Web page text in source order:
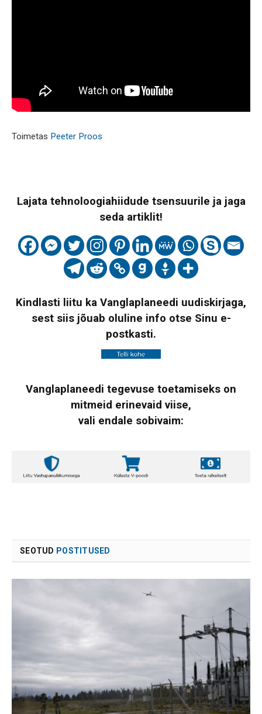
Toimetas Peeter Proos
Lajata tehnoloogiahiidude tsensuurile ja jaga
seda artiklit!
Kindlasti liitu ka Vanglaplaneedi uudiskirjaga,
sest siis jõuab oluline info otse Sinu e-
postkasti.
Vanglaplaneedi tegevuse toetamiseks on
mitmeid erinevaid viise,
vali endale sobivaim:
SEOTUD POSTITUSED